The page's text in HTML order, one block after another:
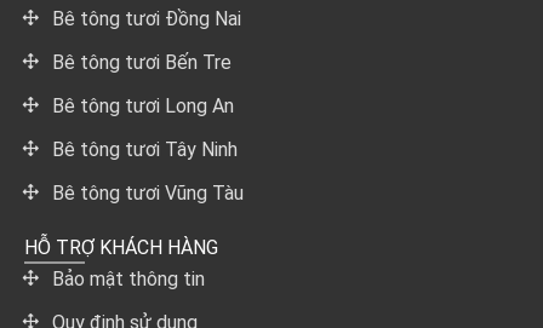
Bê tông tươi Đồng Nai
Bê tông tươi Bến Tre
Bê tông tươi Long An
Bê tông tươi Tây Ninh
Bê tông tươi Vũng Tàu
HỖ TRỢ KHÁCH HÀNG
Bảo mật thông tin
Quy định sử dụng